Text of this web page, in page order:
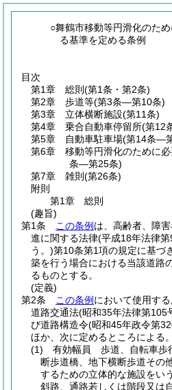
○舞鶴市移動等円滑化のた
る基準を定める条例
目次
第1章
総則 (第1条・第2条)
第2章
歩道等(第3条―第10条)
第3章
立体横断施設(第11条)
第4章
乗合自動車停留所(第12
第5章
自動車駐車場(第14条―
第6章
移動等円滑化のために
条―第25条)
第7章
雑則 (第26条)
附則
第1章
総則
(趣旨)
第1条
この条例 は、高齢者、障
進に関する法律(平成18年法律
う。)第10条第1項の規定に基づ
築を行う場合における当該道路
るものとする。
(定義)
第2条
この条例 において使用す
道路交通法(昭和35年法律第105
び道路構造令(昭和45年政令第
ほか、次に定めるところによる。
(1)
有効幅員 歩道、自転車歩
断歩道橋、地下横断歩道その
するための立体的な施設をい
斜路、通路若しくは階段又は